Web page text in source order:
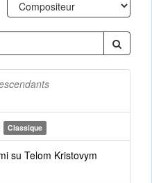
Classique
su Telom Kristovym